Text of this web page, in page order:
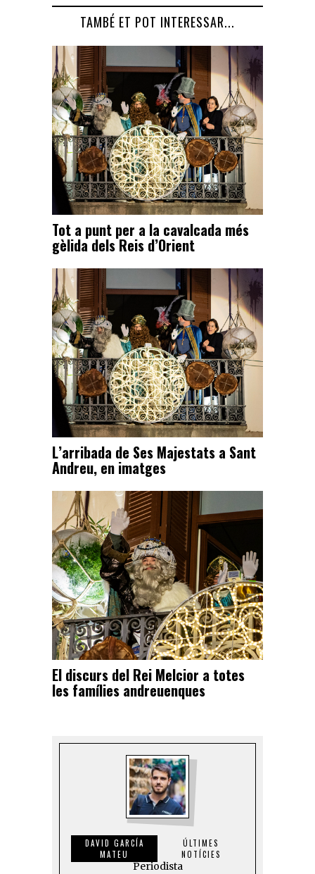
TAMBÉ ET POT INTERESSAR...
Tot a punt per a la cavalcada més
gèlida dels Reis d’Orient
L’arribada de Ses Majestats a Sant
Andreu, en imatges
El discurs del Rei Melcior a totes
les famílies andreuenques
DAVID GARCÍA
MATEU
ÚLTIMES
NOTÍCIES
Periodista